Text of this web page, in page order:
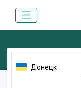
Донецк